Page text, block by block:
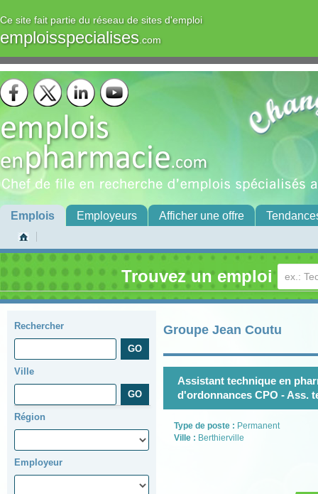
Ce site fait partie du réseau de sites d'emploi
emploisspecialises.com
Emplois Employeurs Afficher une offre
Trouvez un emploi
Rechercher
Ville
Région
Employeur
Groupe Jean Coutu
Assistant technique en
d'ordonnances CPO - Ass.
Type de poste : Permanent
Ville : Berthierville